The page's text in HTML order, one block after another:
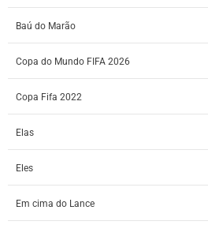
Baú do Marão
Copa do Mundo FIFA 2026
Copa Fifa 2022
Elas
Eles
Em cima do Lance